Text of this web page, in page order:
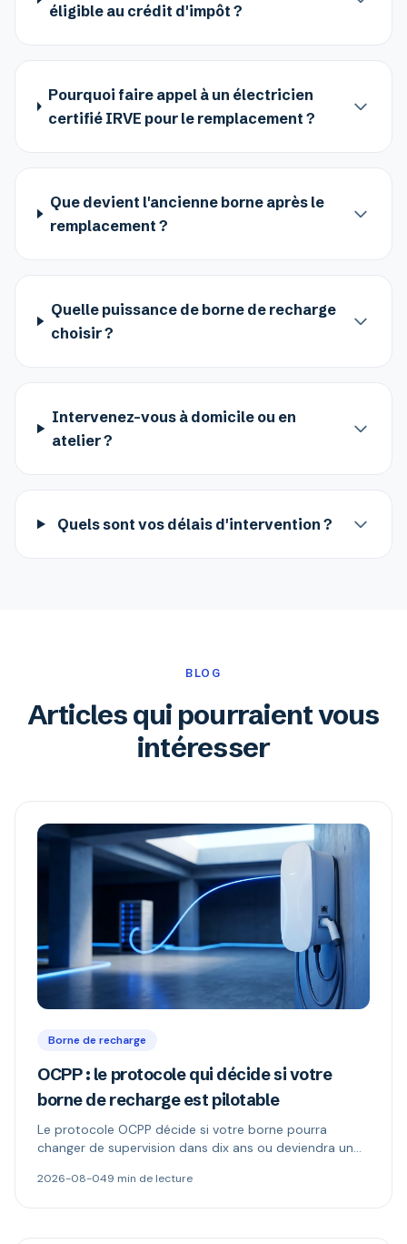
éligible au crédit d'impôt ?
Pourquoi faire appel à un électricien
certifié IRVE pour le remplacement ?
Que devient l'ancienne borne après le
remplacement ?
Quelle puissance de borne de recharge
choisir ?
Intervenez-vous à domicile ou en
atelier ?
Quels sont vos délais d'intervention ?
BLOG
Articles qui pourraient vous
intéresser
Borne de recharge
OCPP : le protocole qui décide si votre
borne de recharge est pilotable
Le protocole OCPP décide si votre borne pourra
changer de supervision dans dix ans ou deviendra un
versions 1.6 et 2.0.1, et comment repérer une borne «
2026-08-049 min de lecture